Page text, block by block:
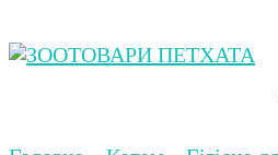
Зоомагазин для собак та